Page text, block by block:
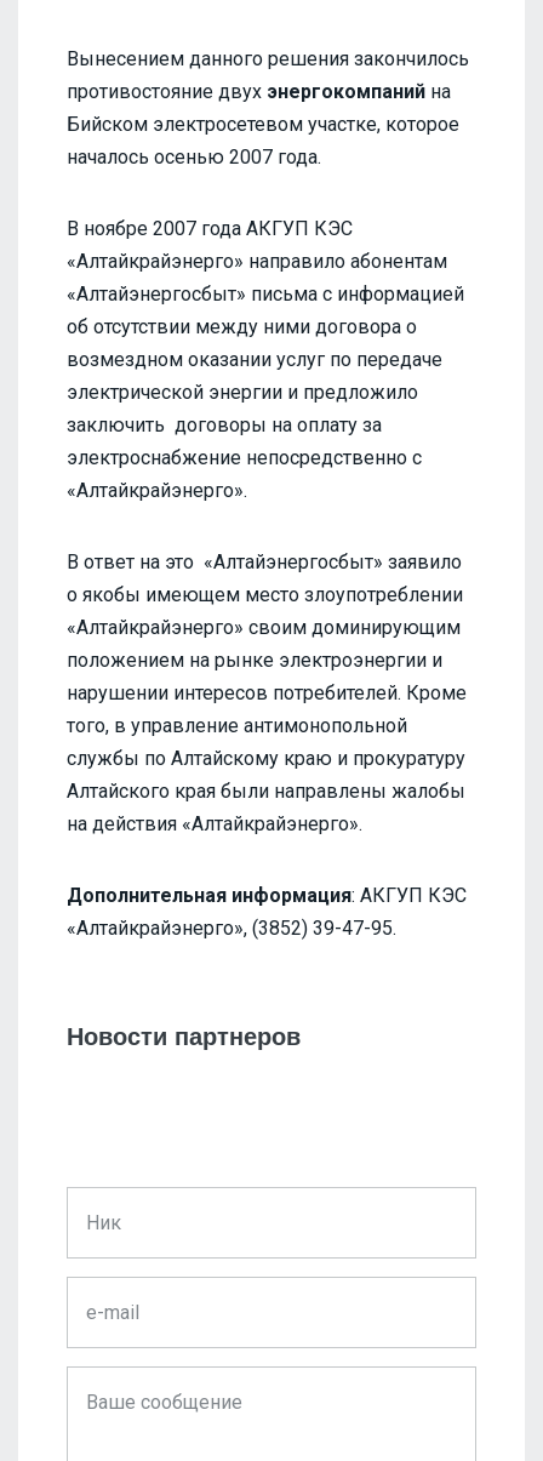
Вынесением данного решения закончилось
противостояние двух энергокомпаний на
Бийском электросетевом участке, которое
началось осенью 2007 года.
В ноябре 2007 года АКГУП КЭС
«Алтайкрайэнерго» направило абонентам
«Алтайэнергосбыт» письма с информацией
об отсутствии между ними договора о
возмездном оказании услуг по передаче
электрической энергии и предложило
заключить договоры на оплату за
электроснабжение непосредственно с
«Алтайкрайэнерго».
В ответ на это «Алтайэнергосбыт» заявило
о якобы имеющем место злоупотреблении
«Алтайкрайэнерго» своим доминирующим
положением на рынке электроэнергии и
нарушении интересов потребителей. Кроме
того, в управление антимонопольной
службы по Алтайскому краю и прокуратуру
Алтайского края были направлены жалобы
на действия «Алтайкрайэнерго».
Дополнительная информация: АКГУП КЭС
«Алтайкрайэнерго», (3852) 39-47-95.
Новости партнеров